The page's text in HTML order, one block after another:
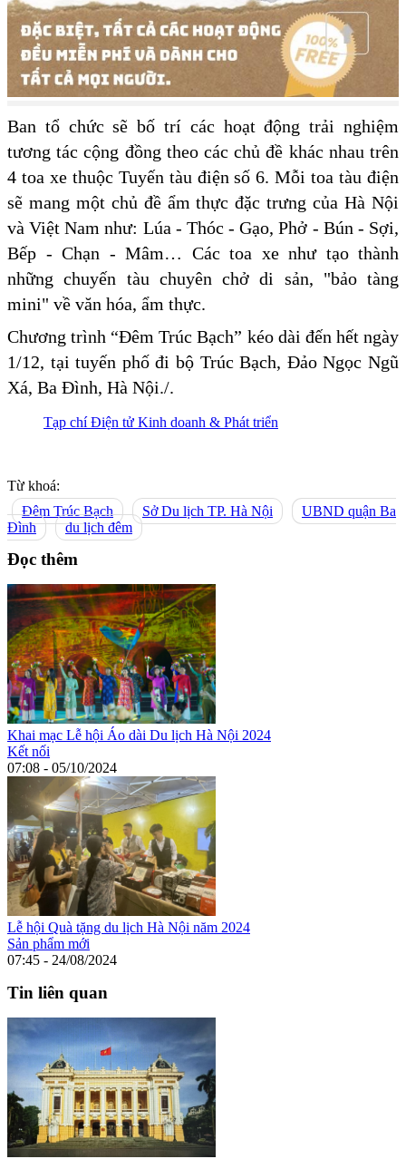
Ban tổ chức sẽ bố trí các hoạt động trải nghiệm
tương tác cộng đồng theo các chủ đề khác nhau trên
4 toa xe thuộc Tuyến tàu điện số 6. Mỗi toa tàu điện
sẽ mang một chủ đề ẩm thực đặc trưng của Hà Nội
và Việt Nam như: Lúa - Thóc - Gạo, Phở - Bún - Sợi,
Bếp - Chạn - Mâm… Các toa xe như tạo thành
những chuyến tàu chuyên chở di sản, "bảo tàng
mini" về văn hóa, ẩm thực.
Chương trình “Đêm Trúc Bạch” kéo dài đến hết ngày
1/12, tại tuyến phố đi bộ Trúc Bạch, Đảo Ngọc Ngũ
Xá, Ba Đình, Hà Nội./.
Tạp chí Điện tử Kinh doanh & Phát triển
Từ khoá:
Đêm Trúc Bạch
Sở Du lịch TP. Hà Nội
UBND quận Ba
Đình
du lịch đêm
Đọc thêm
Khai mạc Lễ hội Áo dài Du lịch Hà Nội 2024
Kết nối
07:08 - 05/10/2024
Lễ hội Quà tặng du lịch Hà Nội năm 2024
Sản phẩm mới
07:45 - 24/08/2024
Tin liên quan